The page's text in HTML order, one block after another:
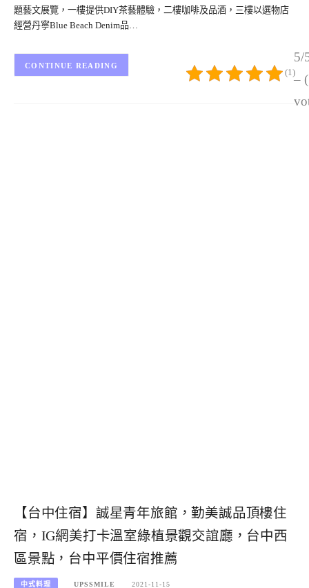
題藝文展覽，一樓提供DIY茶藝體驗，二樓咖啡及品酒，三樓以選物店
經營丹寧Blue Beach Denim品…
5/
–
(1)
CONTINUE READING
【台中住宿】誠星青年旅館，勤美誠品頂樓住
宿，IG網美打卡溫室綠植景觀交誼廳，台中西
區景點，台中平價住宿推薦
中式料理 UPSSMILE 2021-11-15